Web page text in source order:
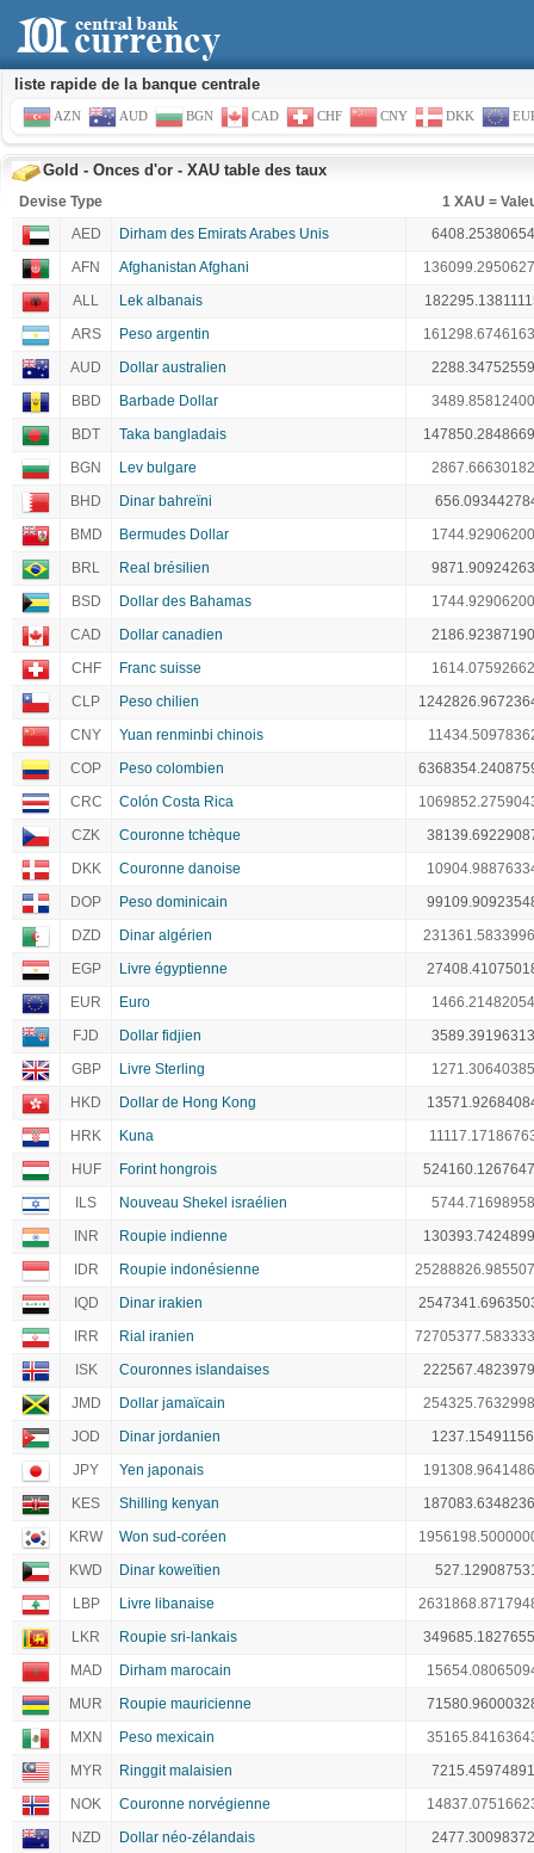
liste rapide de la banque centrale
AZN AUD BGN CAD CHF CNY DKK
Gold - Onces d'or - XAU table des taux
Devise Type
1 XAU =
AED
Dirham des Emirats Arabes Unis
AFN
Afghanistan Afghani
ALL
Lek albanais
ARS
Peso argentin
AUD
Dollar australien
BBD
Barbade Dollar
BDT
Taka bangladais
BGN
Lev bulgare
BHD
Dinar bahreïni
BMD
Bermudes Dollar
BRL
Real brésilien
BSD
Dollar des Bahamas
CAD
Dollar canadien
CHF
Franc suisse
CLP
Peso chilien
CNY
Yuan renminbi chinois
COP
Peso colombien
CRC
Colón Costa Rica
CZK
Couronne tchèque
DKK
Couronne danoise
DOP
Peso dominicain
DZD
Dinar algérien
EGP
Livre égyptienne
EUR
Euro
FJD
Dollar fidjien
GBP
Livre Sterling
HKD
Dollar de Hong Kong
HRK
Kuna
HUF
Forint hongrois
ILS
Nouveau Shekel israélien
INR
Roupie indienne
IDR
Roupie indonésienne
IQD
Dinar irakien
IRR
Rial iranien
ISK
Couronnes islandaises
JMD
Dollar jamaïcain
JOD
Dinar jordanien
JPY
Yen japonais
KES
Shilling kenyan
KRW
Won sud-coréen
KWD
Dinar koweïtien
LBP
Livre libanaise
LKR
Roupie sri-lankais
MAD
Dirham marocain
MUR
Roupie mauricienne
MXN
Peso mexicain
MYR
Ringgit malaisien
NOK
Couronne norvégienne
NZD
Dollar néo-zélandais